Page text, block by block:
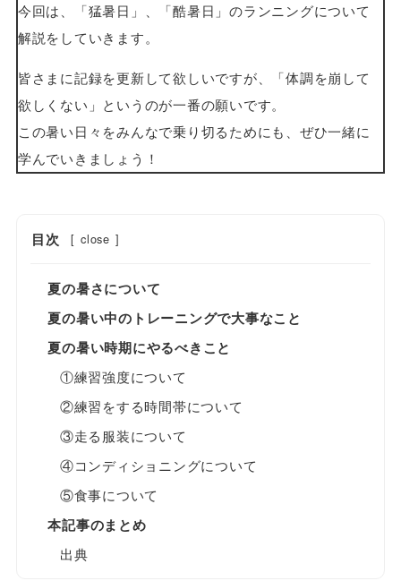
今回は、「猛暑日」、「酷暑日」のランニングについて
解説をしていきます。
皆さまに記録を更新して欲しいですが、「体調を崩して
欲しくない」というのが一番の願いです。
この暑い日々をみんなで乗り切るためにも、ぜひ一緒に
学んでいきましょう！
目次 [ close ]
夏の暑さについて
夏の暑い中のトレーニングで大事なこと
夏の暑い時期にやるべきこと
①練習強度について
②練習をする時間帯について
③走る服装について
④コンディショニングについて
⑤食事について
本記事のまとめ
出典